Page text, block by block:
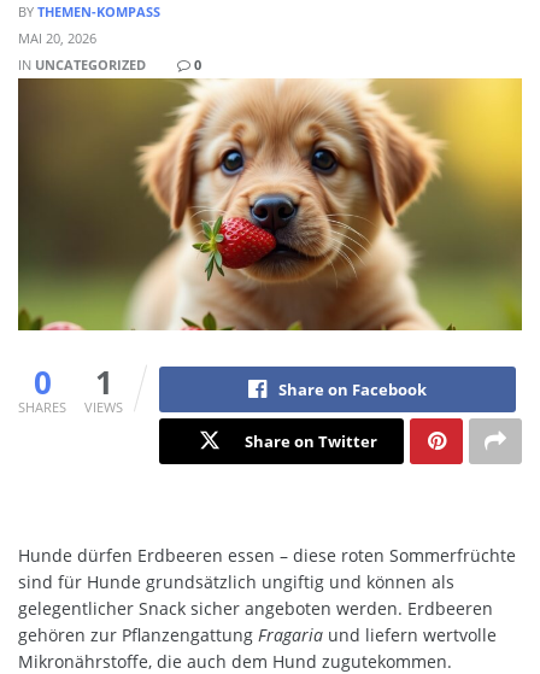
BY THEMEN-KOMPASS
MAI 20, 2026
IN UNCATEGORIZED 0
0
SHARES
1
VIEWS
Share on Facebook
Share on Twitter
Hunde dürfen Erdbeeren essen – diese roten Sommerfrüchte
sind für Hunde grundsätzlich ungiftig und können als
gelegentlicher Snack sicher angeboten werden. Erdbeeren
gehören zur Pflanzengattung Fragaria und liefern wertvolle
Mikronährstoffe, die auch dem Hund zugutekommen.